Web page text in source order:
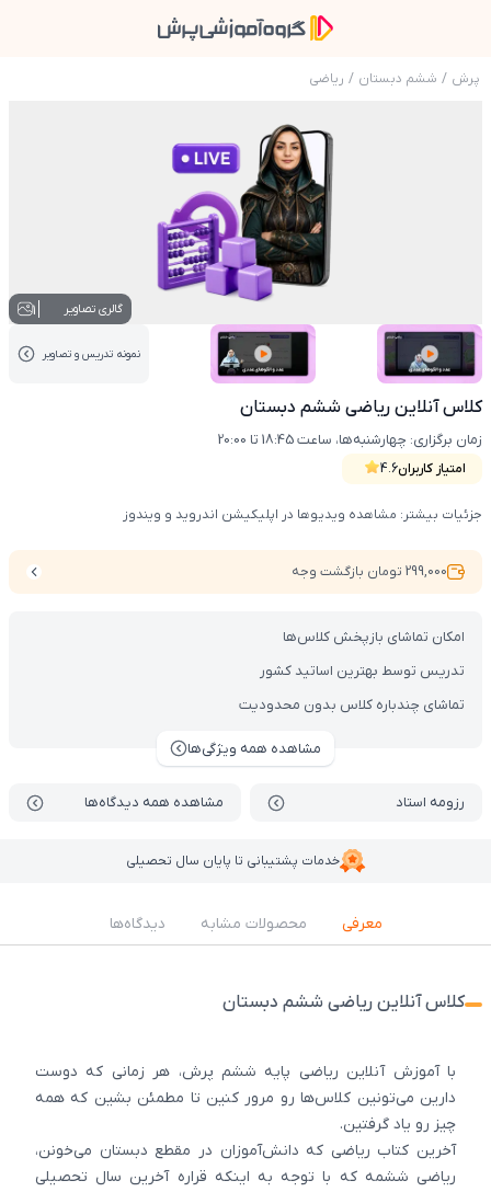
پرش / ششم دبستان / ریاضی
عکس محصول کلاس آنلاین ریاضی ششم
گالری تصاویر 1
عکس کاور نمونه تدریس عکس کاور نمونه تدریس
نمونه تدریس‌ و تصاویر
کلاس آنلاین ریاضی ششم دبستان
امتیاز کاربران4.6
زمان برگزاری: چهارشنبه‌ها، ساعت 18:45 تا 20:00
امکان تماشای بازپخش کلاس‌ها
تدریس توسط بهترین اساتید کشور
تماشای چندباره کلاس بدون محدودیت
مشاهده همه ویژگی‌ها
رزومه استاد مشاهده همه دیدگاه‌ها
خدمات پشتیبانی تا پایان سال تحصیلی
جزئیات بیشتر: مشاهده ویدیوها در اپلیکیشن اندروید و ویندوز
299,000 تومان بازگشت وجه
معرفی محصولات مشابه دیدگاه‌ها
کلاس آنلاین ریاضی ششم دبستان
با آموزش آنلاین ریاضی پایه ششم پرش، هر زمانی که دوست
دارین می‌تونین کلاس‌ها رو مرور کنین تا مطمئن بشین که همه
چیز رو یاد گرفتین.
آخرین کتاب ریاضی که دانش‌آموزان در مقطع دبستان می‌خونن،
ریاضی ششمه که با توجه به اینکه قراره آخرین سال تحصیلی